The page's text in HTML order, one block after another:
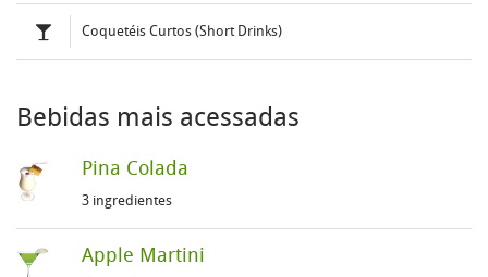
Coquetéis Curtos (Short Drinks)
Bebidas mais acessadas
Pina Colada
3 ingredientes
Apple Martini